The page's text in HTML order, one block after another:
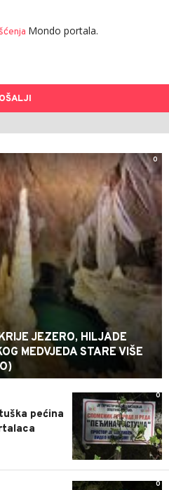
Mondo portala.
0
JEZERO, HILJADE
MEDVJEDA STARE VIŠE
0
pećina
0